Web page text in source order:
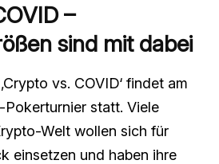
–
sind mit dabei
vs. COVID‘ findet am
Pokerturnier statt. Viele
Welt wollen sich für
einsetzen und haben ihre